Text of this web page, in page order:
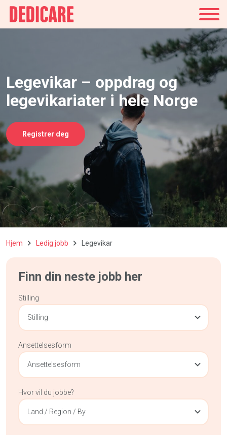
Legevikar – oppdrag og
legevikariater i hele Norge
Registrer deg
Hjem Ledig jobb Legevikar
Finn din neste jobb her
Stilling
Stilling
Ansettelsesform
Ansettelsesform
Hvor vil du jobbe?
Land / Region / By